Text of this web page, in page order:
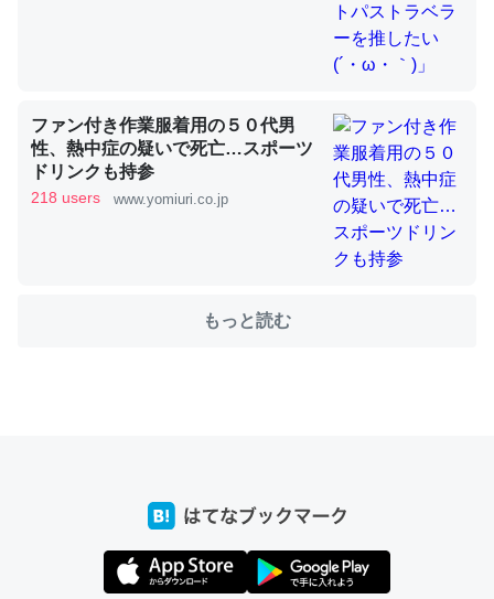
─たまにLINEするくらいだった遠方の父67歳と僕。ITツール導入で
コミュニケーションが劇的に変化した｜tayorini by LIFULL介護
ちょうど同じ理由でEcho Show 8を設定中でした。Prime
とかSpotifyを支払う孝行もできる。一生で親と会える残
り時間を日数にすると1週間とかの人が多いそうだけど、
─たまにLINEするくらいだった遠方の父67歳と僕。ITツール導入で
コミュニケーションが劇的に変化した｜tayorini by LIFULL介護
回線代ほとんどかからないですよ。参考：
https://toyoshi.hatenablog.com/entry/2019/05/15/1805
ファン付き作業服着用の５０代男
性、熱中症の疑いで死亡…スポーツ
ドリンクも持参
218 users www.yomiuri.co.jp
もっと読む